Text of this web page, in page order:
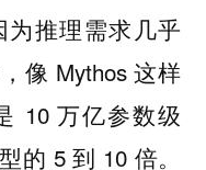
为推理需求几乎
像 Mythos 这样
10 万亿参数级
的 5 到 10 倍。